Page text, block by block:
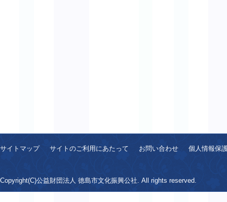
サイトマップ サイトのご利用にあたって お問い合わせ 個人情報保
Copyright(C)公益財団法人 徳島市文化振興公社. All rights reserved.